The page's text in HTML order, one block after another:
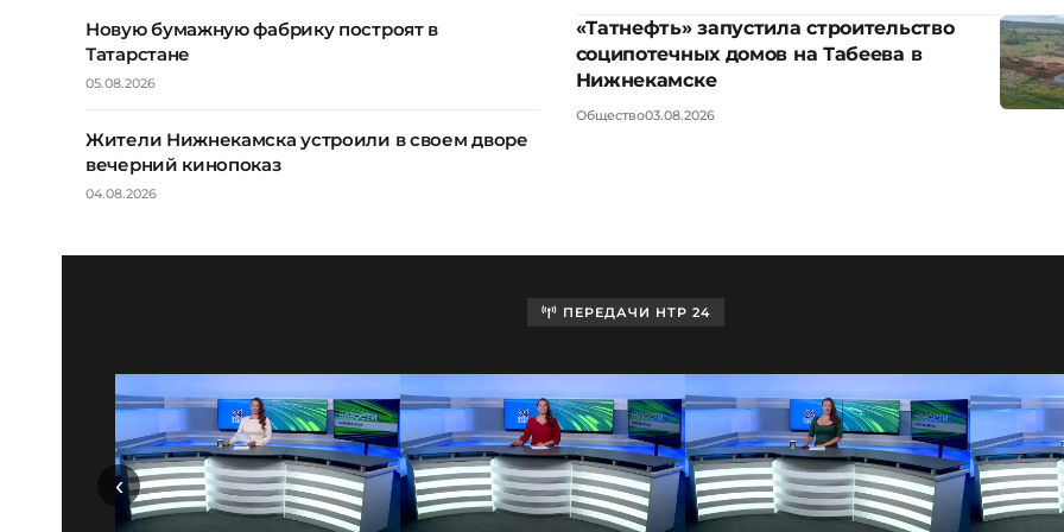
Новую бумажную фабрику построят в
Татарстане
05.08.2026
Жители Нижнекамска устроили в своем дворе
вечерний кинопоказ
04.08.2026
«Татнефть» запустила строительство
соципотечных домов на Табеева в
Нижнекамске
Общество03.08.2026
ПЕРЕДАЧИ НТР 24
‹